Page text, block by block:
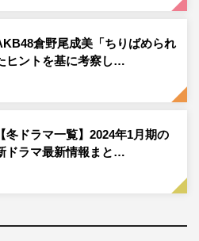
え始めたと言われている昨今。
ー」だけでなく、「婚活アプ
」など、出会う方法も時代とと
市場は活発化。まさに婚活戦国
新の婚活事情を通して登場人物
著者である南綾子自身。33歳の
、生涯のパートナーを求めて奮
たクズ男・山田が幽霊となって
倉野尾成美「ちりばめられ
ヒントを基に考察し…
【冬ドラマ一覧】2024年1月期の
ドラマ最新情報まと…